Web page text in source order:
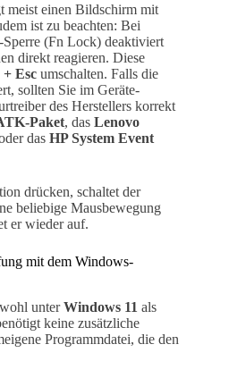
meist einen Bildschirm mit
ist zu beachten: Bei
Sperre (Fn Lock) deaktiviert
direkt reagieren. Diese
Esc umschalten. Falls die
sollten Sie im Geräte-
des Herstellers korrekt
Paket, das Lenovo
das HP System Event
drücken, schaltet der
beliebige Mausbewegung
er wieder auf.
mit dem Windows-
unterWindows 11 als
keine zusätzliche
Programmdatei, die den